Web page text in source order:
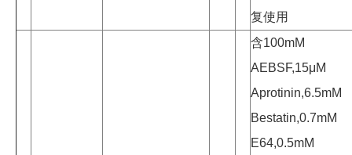
复使用
含100mM
AEBSF,15μM
Aprotinin,6.5mM
Bestatin,0.7mM
E64,0.5mM